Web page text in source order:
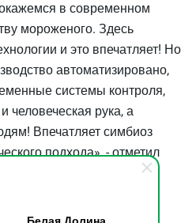
Белая Долина
в современном
мороженого. Здесь
и это впечатляет! Но
автоматизировано,
системы контроля,
человеческая рука, а
Впечатляет симбиоз
подхода», - отметил
«Инсайт Люди»